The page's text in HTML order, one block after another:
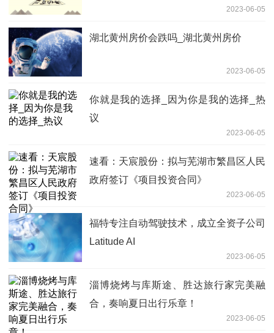
2023-06-05
湖北黄州房价会跌吗_湖北黄州房价
2023-06-05
你就是我的选择_因为你是我的选择_热
议
2023-06-05
速看：天宸股份：拟与芜湖市繁昌区人民
政府签订《项目投资合同》
2023-06-05
福特专注自动驾驶技术，成立全资子公司
Latitude AI
2023-06-05
淄博烧烤与库斯途、胜达旅行家完美融
合，奏响夏日出行乐章！
2023-06-05